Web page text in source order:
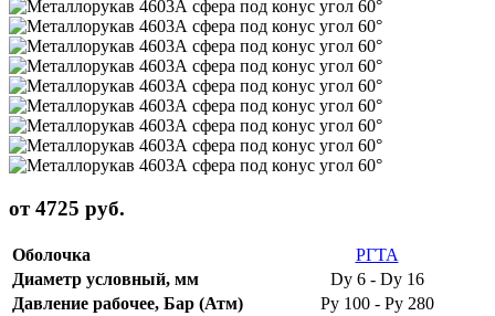
от 4725 руб.
Оболочка
РГТА
Диаметр условный, мм
Dy 6 - Dy 16
Давление рабочее, Бар (Атм)
Py 100 - Py 280